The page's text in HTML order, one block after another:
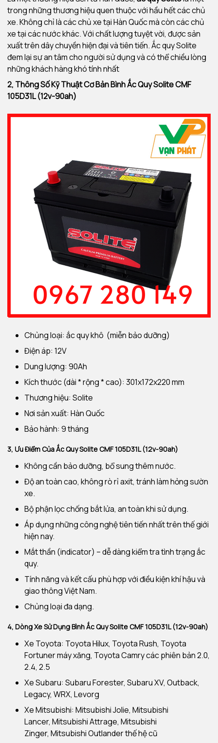
trong những thương hiệu quen thuộc với hầu hết các chủ
xe. Không chỉ là các chủ xe tại Hàn Quốc mà còn các chủ
xe tại các nước khác. Với chất lượng tuyệt vời, được sản
xuất trên dây chuyền hiện đại và tiên tiến. Ắc quy Solite
đem lại sự an tâm cho người sử dụng và có thể chiều lòng
những khách hàng khó tính nhất
2, Thông Số Kỹ Thuật Cơ Bản Bình Ắc QuySolite CMF
105D31L (12v-90ah)
Chủng loại: ắc quy khô (miễn bảo dưỡng)
Điện áp: 12V
Dung lượng: 90Ah
Kích thước (dài * rộng * cao): 301x172x220 mm
Thương hiệu: Solite
Nơi sản xuất: Hàn Quốc
Bảo hành: 9 tháng
3, Ưu Điểm CủaẮc QuySolite CMF 105D31L (12v-90ah)
Không cần bảo dưỡng, bổ sung thêm nước.
Độ an toàn cao, không rò rỉ axit, tránh làm hỏng sườn
xe.
Bộ phận lọc chống bắt lửa, an toàn khi sử dụng.
Áp dụng những công nghệ tiên tiến nhất trên thế giới
hiện nay.
Mắt thần (indicator) – dễ dàng kiểm tra tình trạng ắc
quy.
Tính năng và kết cấu phù hợp với điều kiện khí hậu và
giao thông Việt Nam.
Chủng loại đa dạng.
4, Dòng Xe Sử Dụng Bình Ắc Quy Solite CMF 105D31L (12v-90ah)
Xe Toyota: Toyota Hilux, Toyota Rush, Toyota
Fortuner máy xăng, Toyota Camry các phiên bản 2.0,
2.4, 2.5
Xe Subaru: Subaru Forester, Subaru XV, Outback,
Legacy, WRX, Levorg
Xe Mitsubishi: Mitsubishi Jolie, Mitsubishi
Lancer, Mitsubishi Attrage, Mitsubishi
Zinger, Mitsubishi Outlander thế hệ cũ